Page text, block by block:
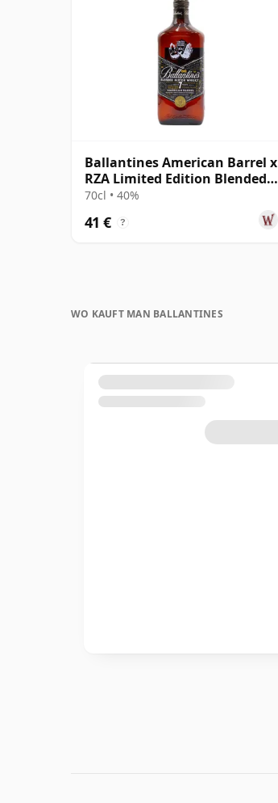
Ballantines American Barrel x
RZA Limited Edition Blended
Scot 7 Jahre alt
70cl • 40%
41 € ?
WO KAUFT MAN BALLANTINES